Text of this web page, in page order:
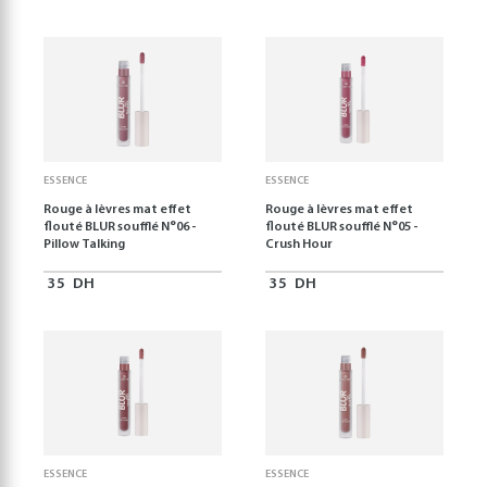
ESSENCE
Rouge à lèvres mat effet
flouté BLUR soufflé N°06 -
Pillow Talking
35 DH
ESSENCE
Rouge à lèvres mat effet
flouté BLUR soufflé N°05 -
Crush Hour
35 DH
ESSENCE ESSENCE